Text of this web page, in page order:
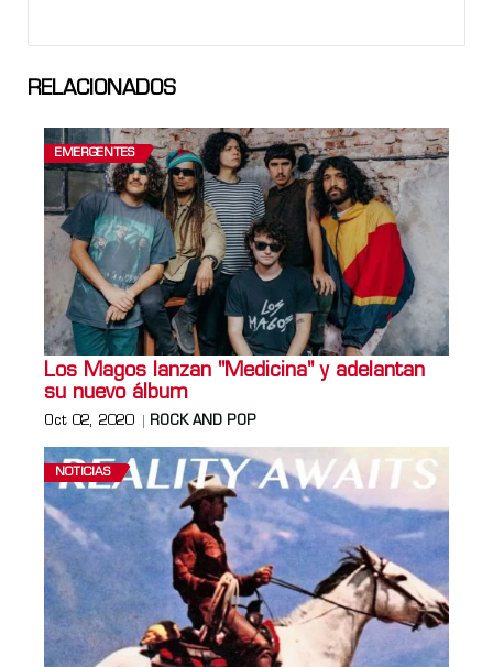
RELACIONADOS
EMERGENTES
Los Magos lanzan "Medicina" y adelantan
su nuevo álbum
Oct 02, 2020 ROCK AND POP
NOTICIAS